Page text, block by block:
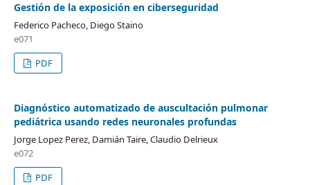
Gestión de la exposición en ciberseguridad
Federico Pacheco, Diego Staino
e071
PDF
Diagnóstico automatizado de auscultación pulmonar
pediátrica usando redes neuronales profundas
Jorge Lopez Perez, Damián Taire, Claudio Delrieux
e072
PDF